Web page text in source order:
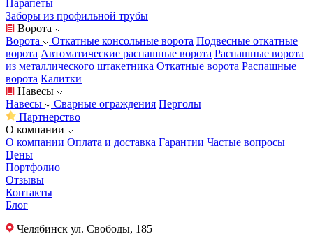
Парапеты
Заборы из профильной трубы
Ворота
Ворота
Откатные консольные ворота Подвесные откатные
ворота Автоматические распашные ворота Распашные ворота
из металлического штакетника Откатные ворота Распашные
ворота Калитки
Навесы
Навесы
Сварные ограждения Перголы
Партнерство
О компании
О компании Оплата и доставка Гарантии Частые вопросы
Цены
Портфолио
Отзывы
Контакты
Блог
Челябинск ул. Свободы, 185